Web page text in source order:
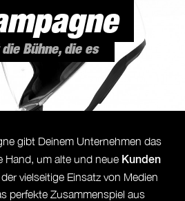
Bühne, die es
gibt Deinem Unternehmen das
Hand, um alte und neue Kunden
vielseitige Einsatz von Medien
perfekte Zusammenspiel aus